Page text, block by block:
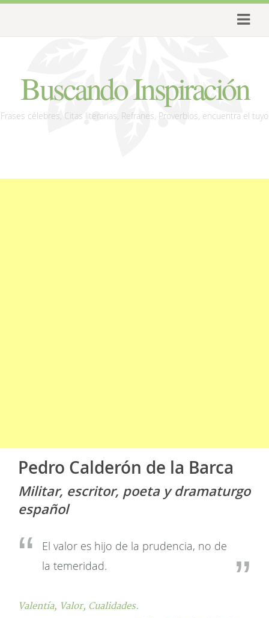
Buscando Inspiración
Frases célebres, Citas literarias, Refranes, Proverbios, encuentra el tuyo
Pedro Calderón de la Barca
Militar, escritor, poeta y dramaturgo
español
El valor es hijo de la prudencia, no de
la temeridad.
Valentía, Valor, Cualidades.